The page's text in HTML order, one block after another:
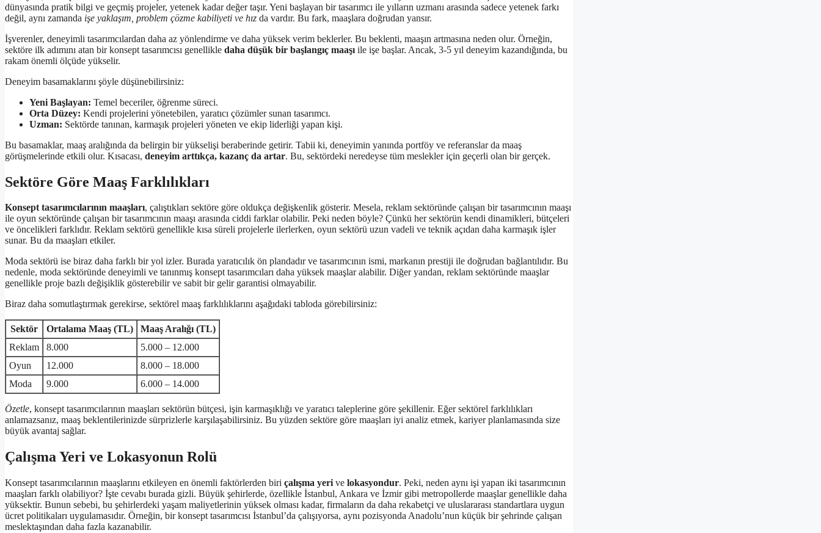
dünyasında pratik bilgi ve geçmiş projeler, yetenek kadar değer taşır. Yeni başlayan bir tasarımcı ile yılların uzmanı arasında sadece yetenek farkı
değil, aynı zamanda işe yaklaşım, problem çözme kabiliyeti ve hız da vardır. Bu fark, maaşlara doğrudan yansır.
İşverenler, deneyimli tasarımcılardan daha az yönlendirme ve daha yüksek verim beklerler. Bu beklenti, maaşın artmasına neden olur. Örneğin,
sektöre ilk adımını atan bir konsept tasarımcısı genellikle daha düşük bir başlangıç maaşı ile işe başlar. Ancak, 3-5 yıl deneyim kazandığında, bu
rakam önemli ölçüde yükselir.
Deneyim basamaklarını şöyle düşünebilirsiniz:
Yeni Başlayan: Temel beceriler, öğrenme süreci.
Orta Düzey: Kendi projelerini yönetebilen, yaratıcı çözümler sunan tasarımcı.
Uzman: Sektörde tanınan, karmaşık projeleri yöneten ve ekip liderliği yapan kişi.
Bu basamaklar, maaş aralığında da belirgin bir yükselişi beraberinde getirir. Tabii ki, deneyimin yanında portföy ve referanslar da maaş
görüşmelerinde etkili olur. Kısacası, deneyim arttıkça, kazanç da artar. Bu, sektördeki neredeyse tüm meslekler için geçerli olan bir gerçek.
Sektöre Göre Maaş Farklılıkları
Konsept tasarımcılarının maaşları, çalıştıkları sektöre göre oldukça değişkenlik gösterir. Mesela, reklam sektöründe çalışan bir tasarımcının maaşı
ile oyun sektöründe çalışan bir tasarımcının maaşı arasında ciddi farklar olabilir. Peki neden böyle? Çünkü her sektörün kendi dinamikleri, bütçeleri
ve öncelikleri farklıdır. Reklam sektörü genellikle kısa süreli projelerle ilerlerken, oyun sektörü uzun vadeli ve teknik açıdan daha karmaşık işler
sunar. Bu da maaşları etkiler.
Moda sektörü ise biraz daha farklı bir yol izler. Burada yaratıcılık ön plandadır ve tasarımcının ismi, markanın prestiji ile doğrudan bağlantılıdır. Bu
nedenle, moda sektöründe deneyimli ve tanınmış konsept tasarımcıları daha yüksek maaşlar alabilir. Diğer yandan, reklam sektöründe maaşlar
genellikle proje bazlı değişiklik gösterebilir ve sabit bir gelir garantisi olmayabilir.
Biraz daha somutlaştırmak gerekirse, sektörel maaş farklılıklarını aşağıdaki tabloda görebilirsiniz:
Sektör Ortalama Maaş (TL)
Maaş Aralığı (TL)
Reklam
8.000
5.000 – 12.000
Oyun
12.000
8.000 – 18.000
Moda
9.000 6.000 – 14.000
Özetle, konsept tasarımcılarının maaşları sektörün bütçesi, işin karmaşıklığı ve yaratıcı taleplerine göre şekillenir. Eğer sektörel farklılıkları
anlamazsanız, maaş beklentilerinizde sürprizlerle karşılaşabilirsiniz. Bu yüzden sektöre göre maaşları iyi analiz etmek, kariyer planlamasında size
büyük avantaj sağlar.
Çalışma Yeri ve Lokasyonun Rolü
Konsept tasarımcılarının maaşlarını etkileyen en önemli faktörlerden biri çalışma yeri ve lokasyondur. Peki, neden aynı işi yapan iki tasarımcının
maaşları farklı olabiliyor? İşte cevabı burada gizli. Büyük şehirlerde, özellikle İstanbul, Ankara ve İzmir gibi metropollerde maaşlar genellikle daha
yüksektir. Bunun sebebi, bu şehirlerdeki yaşam maliyetlerinin yüksek olması kadar, firmaların da daha rekabetçi ve uluslararası standartlara uygun
ücret politikaları uygulamasıdır. Örneğin, bir konsept tasarımcısı İstanbul’da çalışıyorsa, aynı pozisyonda Anadolu’nun küçük bir şehrinde çalışan
meslektaşından daha fazla kazanabilir.